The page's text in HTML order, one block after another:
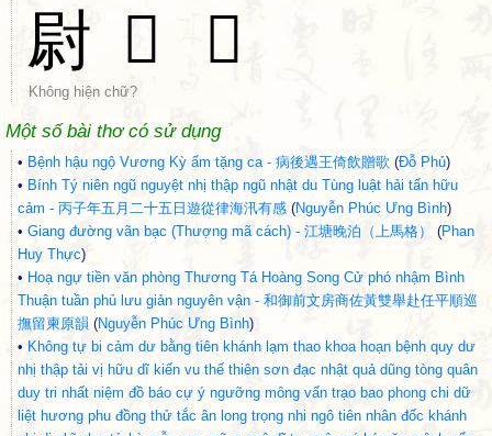
尉 𢟬 𢠢
Không hiện chữ?
Một số bài thơ có sử dụng
• Bệnh hậu ngộ Vương Kỳ ẩm tặng ca - 病後遇王倚飲贈歌 (Đỗ Phủ)
• Bính Tý niên ngũ nguyệt nhị thập ngũ nhật du Tùng luật hải tấn hữu
cảm - 丙子年五月二十五日遊從律海汛有感 (Nguyễn Phúc Ưng Bình)
• Giang đường vãn bạc (Thượng mã cách) - 江塘晚泊（上馬格） (Phan
Huy Thực)
• Hoạ ngự tiền văn phòng Thương Tá Hoàng Song Cử phó nhậm Bình
Thuận tuần phủ lưu giản nguyên vận - 和御前文房商佐黃雙舉赴任平順巡
撫留柬原韻 (Nguyễn Phúc Ưng Bình)
• Không tự bi cảm dư bằng tiên khánh lạm thao khoa hoạn bệnh quy dư
nhị thập tải vị hữu dĩ kiến vu thế thiên sơn đạc nhật quả dũng tòng quân
duy tri nhất niệm đồ báo cự ý ngưỡng mông vấn trạo bao phong chi dữ
liệt hương phu đồng thử tắc ân long trọng nhi ngô tiên nhân đốc khánh